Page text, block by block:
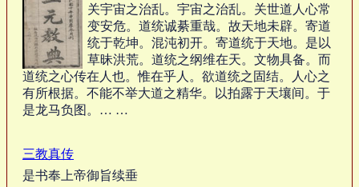
关宇宙之治乱。宇宙之治乱。关世道人心常
变安危。道统诚綦重哉。故天地未辟。寄道
统于乾坤。混沌初开。寄道统于天地。是以
草昧洪荒。道统之纲维在天。文物具备。而
道统之心传在人也。惟在乎人。欲道统之固结。人心之
有所根据。不能不举大道之精华。以拍露于天壤间。于
是龙马负图。… …
三教真传
是书奉上帝御旨续垂